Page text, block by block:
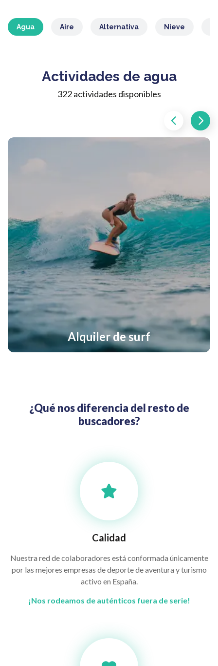
Agua Aire Alternativa Nieve
Actividades de agua
322 actividades disponibles
Alquiler de surf
¿Qué nos diferencia del resto de
buscadores?
Calidad
Nuestra red de colaboradores está conformada únicamente
por las mejores empresas de deporte de aventura y turismo
activo en España.
¡Nos rodeamos de auténticos fuera de serie!